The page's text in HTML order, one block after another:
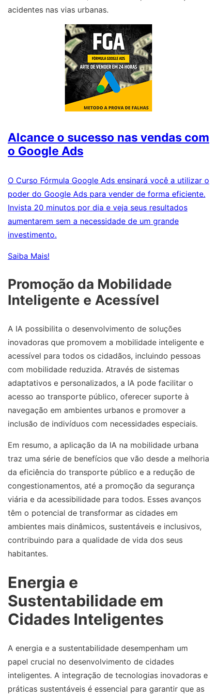
acidentes nas vias urbanas.
Alcance o sucesso nas vendas com
o Google Ads
O Curso Fórmula Google Ads ensinará você a utilizar o
poder do Google Ads para vender de forma eficiente.
Invista 20 minutos por dia e veja seus resultados
aumentarem sem a necessidade de um grande
investimento.
Saiba Mais!
Promoção da Mobilidade
Inteligente e Acessível
A IA possibilita o desenvolvimento de soluções
inovadoras que promovem a mobilidade inteligente e
acessível para todos os cidadãos, incluindo pessoas
com mobilidade reduzida. Através de sistemas
adaptativos e personalizados, a IA pode facilitar o
acesso ao transporte público, oferecer suporte à
navegação em ambientes urbanos e promover a
inclusão de indivíduos com necessidades especiais.
Em resumo, a aplicação da IA na mobilidade urbana
traz uma série de benefícios que vão desde a melhoria
da eficiência do transporte público e a redução de
congestionamentos, até a promoção da segurança
viária e da acessibilidade para todos. Esses avanços
têm o potencial de transformar as cidades em
ambientes mais dinâmicos, sustentáveis e inclusivos,
contribuindo para a qualidade de vida dos seus
habitantes.
Energia e
Sustentabilidade em
Cidades Inteligentes
A energia e a sustentabilidade desempenham um
papel crucial no desenvolvimento de cidades
inteligentes. A integração de tecnologias inovadoras e
práticas sustentáveis é essencial para garantir que as